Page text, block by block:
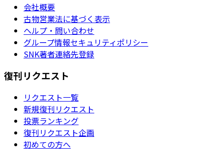
会社概要
古物営業法に基づく表示
ヘルプ・問い合わせ
グループ情報セキュリティポリシー
SNK著者連絡先登録
復刊リクエスト
リクエスト一覧
新規復刊リクエスト
投票ランキング
復刊リクエスト企画
初めての方へ